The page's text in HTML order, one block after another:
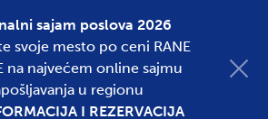
sajam poslova 2026
svoje mesto po ceni RANE
na najvećem online sajmu
u regionu
I REZERVACIJA
Postavite oglas